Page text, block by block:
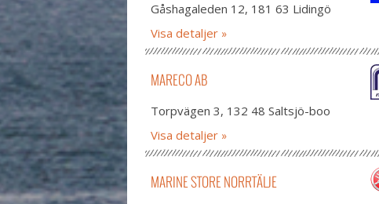
Gåshagaleden 12, 181 63 Lidingö
Visa detaljer
MARECO AB
Torpvägen 3, 132 48 Saltsjö-boo
Visa detaljer
MARINE STORE NORRTÄLJE